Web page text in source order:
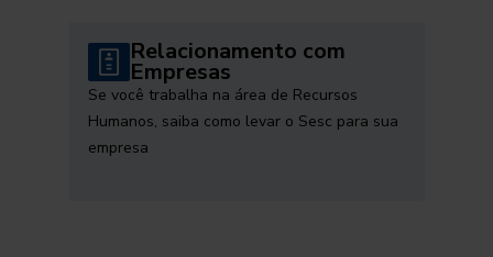
Relacionamento com
Empresas
Se você trabalha na área de Recursos
Humanos, saiba como levar o Sesc para sua
empresa